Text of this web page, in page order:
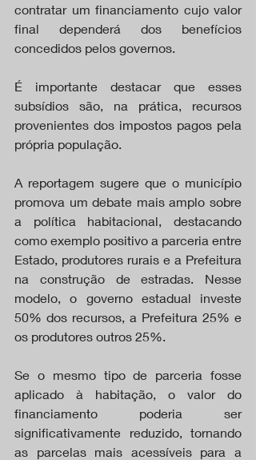
contratar um financiamento cujo valor
final dependerá dos benefícios
concedidos pelos governos.
É importante destacar que esses
subsídios são, na prática, recursos
provenientes dos impostos pagos pela
própria população.
A reportagem sugere que o município
promova um debate mais amplo sobre
a política habitacional, destacando
como exemplo positivo a parceria entre
Estado, produtores rurais e a Prefeitura
na construção de estradas. Nesse
modelo, o governo estadual investe
50% dos recursos, a Prefeitura 25% e
os produtores outros 25%.
Se o mesmo tipo de parceria fosse
aplicado à habitação, o valor do
financiamento poderia ser
significativamente reduzido, tornando
as parcelas mais acessíveis para a